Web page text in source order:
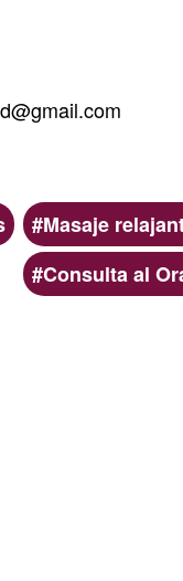
Categoria
Masaje
Consulta al